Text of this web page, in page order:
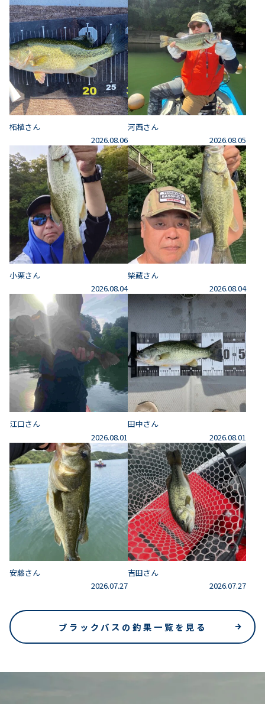
柘植さん
2026.08.06
河西さん
2026.08.05
小栗さん
2026.08.04
柴藏さん
2026.08.04
江口さん
2026.08.01
田中さん
2026.08.01
安藤さん
2026.07.27
吉田さん
2026.07.27
ブラックバスの釣果一覧を見る